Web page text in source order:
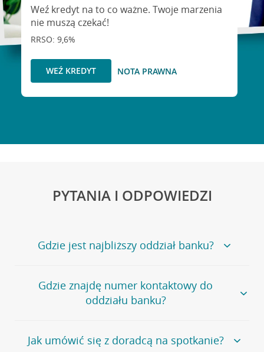
Weź kredyt na to co ważne. Twoje marzenia
nie muszą czekać!
RRSO: 9,6%
WEŹ KREDYT NOTA PRAWNA
PYTANIA I ODPOWIEDZI
Gdzie jest najbliższy oddział banku?
Jeśli szukasz oddziału naszego banku, zapraszamy na
stronęPlacówki i bankomaty, na której znajduje się
wygodna wyszukiwarka.
oddziałów
Gdzie znajdę numer kontaktowy do
oddziału banku?
Bank Credit Agricole nie udostępnia ogólnego numeru
telefonu do placówki bankowej.
Jak umówić się z doradcą na spotkanie?